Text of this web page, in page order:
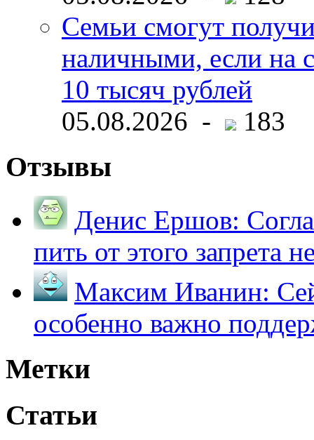
Семьи смогут
наличными, если на
10 тысяч рублей
05.08.2026 -
183
Отзывы
Денис Ершов:
пить от этого запрета
Максим Иванин:
особенно важно
Метки
Статьи